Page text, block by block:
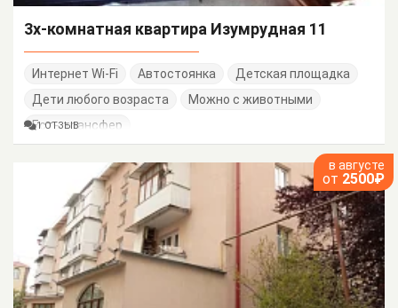
3х-комнатная квартира Изумрудная 11
Интернет Wi-Fi Автостоянка
Детская площадка
Дети любого возраста
Можно с животными
Есть трансфер
1 ОТЗЫВ
в августе
от 2500₽